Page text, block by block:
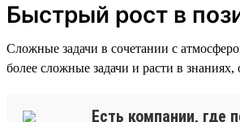
Быстрый рост в
Сложные задачи в сочетании с
более сложные задачи и расти в
Есть компании, где